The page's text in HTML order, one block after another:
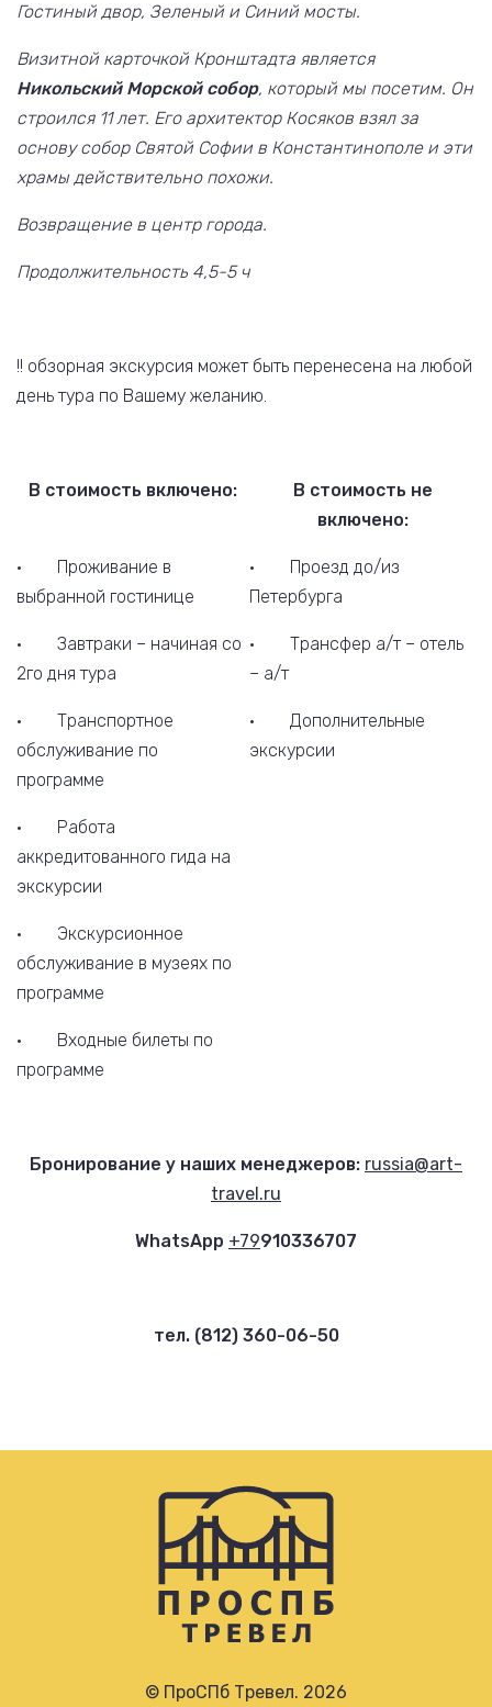
Гостиный двор, Зеленый и Синий мосты.
Визитной карточкой Кронштадта является
Никольский Морской собор, который мы посетим. Он
строился 11 лет. Его архитектор Косяков взял за
основу собор Святой Софии в Константинополе и эти
храмы действительно похожи.
Возвращение в центр города.
Продолжительность 4,5-5 ч
!! обзорная экскурсия может быть перенесена на любой
день тура по Вашему желанию.
В стоимость включено:
В стоимость не
включено:
· Проживание в
выбранной гостинице
· Завтраки – начиная со
2го дня тура
· Транспортное
обслуживание по
программе
· Работа
аккредитованного гида на
экскурсии
· Экскурсионное
обслуживание в музеях по
программе
· Входные билеты по
программе
· Проезд до/из
Петербурга
· Трансфер а/т – отель
– а/т
· Дополнительные
экскурсии
Бронирование у наших менеджеров: russia@art-
travel.ru
WhatsApp +79910336707
тел. (812) 360-06-50
© ПроСПб Тревел. 2026